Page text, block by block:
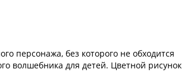
персонажа, без которого не обходится
волшебника для детей. Цветной рисунок